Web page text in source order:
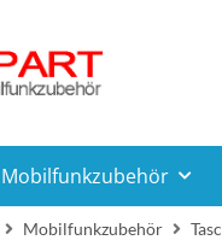
Mobilfunkzubehör
Mobilfunkzubehör